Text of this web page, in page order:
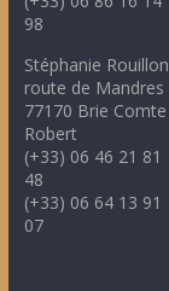
98
Stéphanie Rouillon
route de Mandres
77170 Brie Comte
Robert
(+33) 06 46 21 81
48
(+33) 06 64 13 91
07